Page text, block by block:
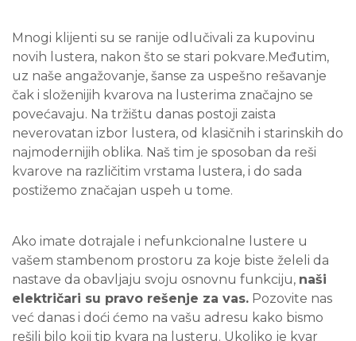
Mnogi klijenti su se ranije odlučivali za kupovinu
novih lustera, nakon što se stari pokvare.Međutim,
uz naše angažovanje, šanse za uspešno rešavanje
čak i složenijih kvarova na lusterima značajno se
povećavaju. Na tržištu danas postoji zaista
neverovatan izbor lustera, od klasičnih i starinskih do
najmodernijih oblika. Naš tim je sposoban da reši
kvarove na različitim vrstama lustera, i do sada
postižemo značajan uspeh u tome.
Ako imate dotrajale i nefunkcionalne lustere u
vašem stambenom prostoru za koje biste želeli da
nastave da obavljaju svoju osnovnu funkciju, naši
električari su pravo rešenje za vas. Pozovite nas
već danas i doći ćemo na vašu adresu kako bismo
rešili bilo koji tip kvara na lusteru. Ukoliko je kvar